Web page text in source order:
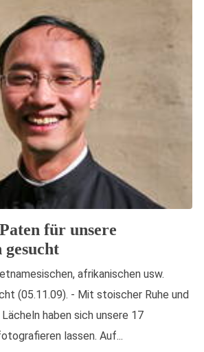
für unsere
gesucht
afrikanischen usw.
(05.11.09). - Mit stoischer Ruhe und
haben sich unsere 17
lassen. Auf...